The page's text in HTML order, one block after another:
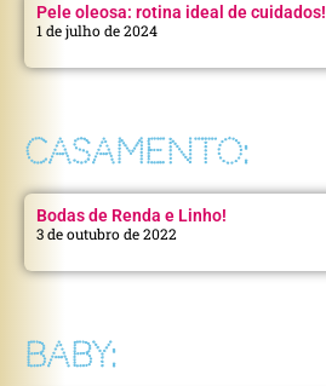
Pele oleosa: rotina ideal de cuidados!
1 de julho de 2024
CASAMENTO:
Bodas de Renda e Linho!
3 de outubro de 2022
BABY: